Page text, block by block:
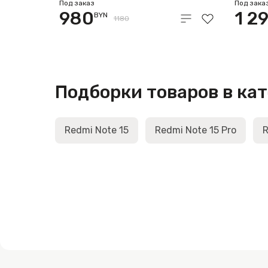
8GB/512GB международная
версия (синий)
Под заказ
980BYN 1180
12GB/
Под
1
Подборки товаров в
Redmi Note 15 Redmi Note 15 Pro